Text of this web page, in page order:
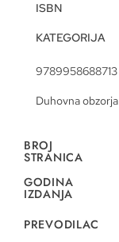
ISBN
KATEGORIJA
9789958688713
Duhovna obzorja
BROJ
STRANICA
GODINA
IZDANJA
PREVODILAC